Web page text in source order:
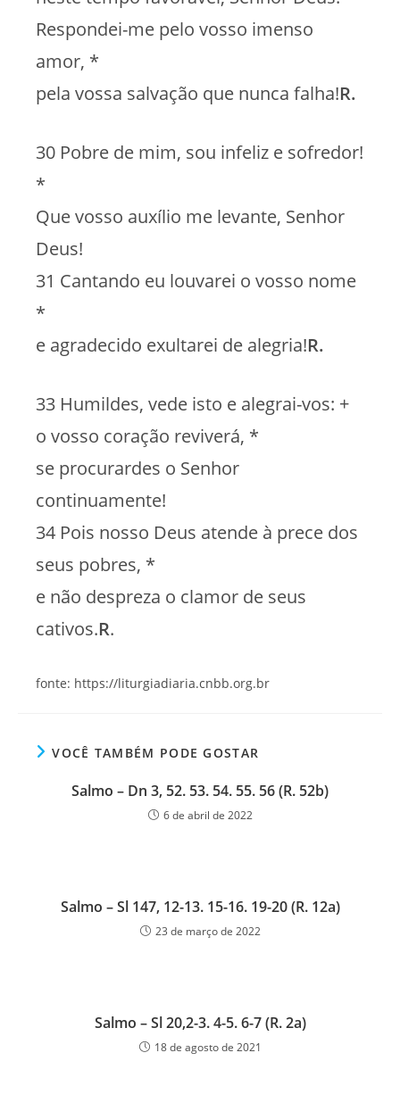
Respondei-me pelo vosso imenso
amor, *
pela vossa salvação que nunca falha!R.
30 Pobre de mim, sou infeliz e sofredor!
*
Que vosso auxílio me levante, Senhor
Deus!
31 Cantando eu louvarei o vosso nome
*
e agradecido exultarei de alegria!R.
33 Humildes, vede isto e alegrai-vos: +
o vosso coração reviverá, *
se procurardes o Senhor
continuamente!
34 Pois nosso Deus atende à prece dos
seus pobres, *
e não despreza o clamor de seus
cativos.R.
fonte: https://liturgiadiaria.cnbb.org.br
VOCÊ TAMBÉM PODE GOSTAR
Salmo – Dn 3, 52. 53. 54. 55. 56 (R. 52b)
6 de abril de 2022
Salmo – Sl 147, 12-13. 15-16. 19-20 (R. 12a)
23 de março de 2022
Salmo – Sl 20,2-3. 4-5. 6-7 (R. 2a)
18 de agosto de 2021